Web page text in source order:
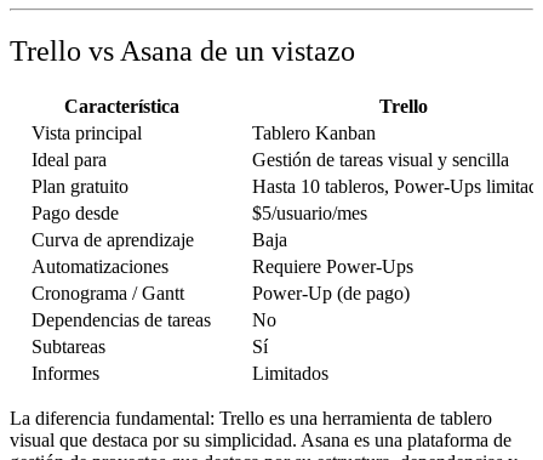
Trello vs Asana de un vistazo
Característica
Trello
Vista principal
Tablero Kanban
Ideal para
Gestión de tareas visual y sencilla
Plan gratuito
Hasta 10 tableros, Power-Ups
Pago desde
$5/usuario/mes
Curva de aprendizaje
Baja
Automatizaciones
Requiere Power-Ups
Cronograma / Gantt
Power-Up (de pago)
Dependencias de tareas
No
Subtareas
Sí
Informes
Limitados
La diferencia fundamental: Trello es una herramienta de tablero
visual que destaca por su simplicidad. Asana es una plataforma de